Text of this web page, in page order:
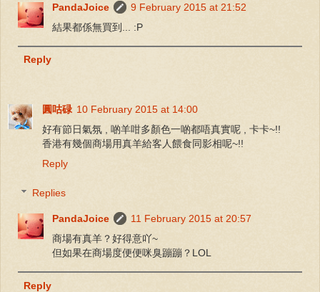
PandaJoice
9 February 2015 at 21:52
結果都係無買到... :P
Reply
圓咕碌 10 February 2015 at 14:00
好有節日氣氛 , 啲羊咁多顏色一啲都唔真實呢 , 卡卡~!!
香港有幾個商場用真羊給客人餵食同影相呢~!!
Reply
Replies
PandaJoice
11 February 2015 at 20:57
商場有真羊？好得意吖~
但如果在商場度便便咪臭蹦蹦？LOL
Reply